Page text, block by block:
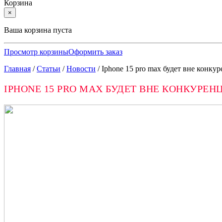
Корзина
×
Ваша корзина пуста
Просмотр корзиныОформить заказ
Главная /Статьи /Новости /Iphone 15 pro max будет вне
IPHONE 15 PRO MAX БУДЕТ ВНЕ